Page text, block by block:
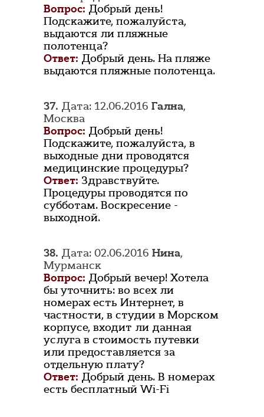
Вопрос: Добрый день!
Подскажите, пожалуйста,
выдаются ли пляжные
полотенца?
Ответ: Добрый день. На пляже
выдаются пляжные полотенца.
37. Дата: 12.06.2016 Гална,
Москва
Вопрос: Добрый день!
Подскажите, пожалуйста, в
выходные дни проводятся
медицинские процедуры?
Ответ: Здравствуйте.
Процедуры проводятся по
субботам. Воскресение -
выходной.
38. Дата: 02.06.2016 Нина,
Мурманск
Вопрос: Добрый вечер! Хотела
бы уточнить: во всех ли
номерах есть Интернет, в
частности, в студии в Морском
корпусе, входит ли данная
услуга в стоимость путевки
или предоставляется за
отдельную плату?
Ответ: Добрый день. В номерах
есть бесплатный Wi-Fi